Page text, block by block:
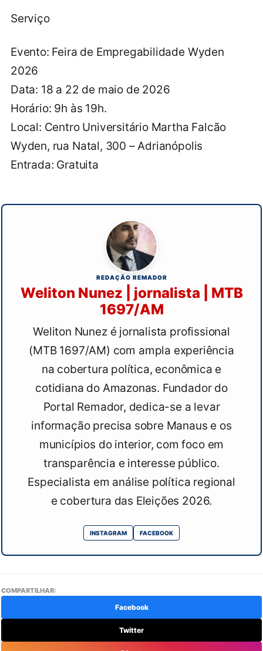
Serviço
Evento: Feira de Empregabilidade Wyden
2026
Data: 18 a 22 de maio de 2026
Horário: 9h às 19h.
Local: Centro Universitário Martha Falcão
Wyden, rua Natal, 300 – Adrianópolis
Entrada: Gratuita
REDAÇÃO REMADOR
Weliton Nunez | jornalista | MTB
1697/AM
Weliton Nunez é jornalista profissional
(MTB 1697/AM) com ampla experiência
na cobertura política, econômica e
cotidiana do Amazonas. Fundador do
Portal Remador, dedica-se a levar
informação precisa sobre Manaus e os
municípios do interior, com foco em
transparência e interesse público.
Especialista em análise política regional
e cobertura das Eleições 2026.
INSTAGRAM FACEBOOK
COMPARTILHAR:
Facebook
Twitter